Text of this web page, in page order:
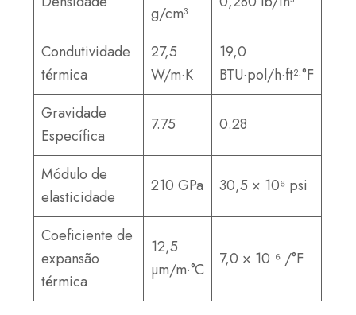
g/cm³
Condutividade
térmica
27,5
W/m·K
19,0
BTU·pol/h·ft²·°F
Gravidade
Específica
7.75 0.28
Módulo de
elasticidade
210 GPa 30,5 × 10⁶ psi
Coeficiente de
expansão
térmica
12,5
µm/m·°C
7,0 × 10⁻⁶ /°F